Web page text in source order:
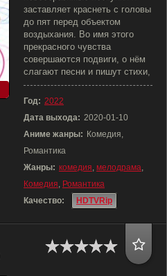
заставляет краснеть с головы
до пят перед объектом
воздыхания. Во имя этого
прекрасного чувства
совершаются подвиги, о нём
слагают песни и пишут стихи,
Год: 2022
Дата выхода: 2020-01-10
Аниме жанры: Комедия,
Романтика
Жанры: комедия, мелодрама,
Комедия, Романтика
Качество:
HDTVRip